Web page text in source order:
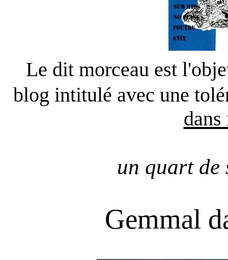
Le dit morceau est
blog intitulé avec une
un quart de
Gemmal